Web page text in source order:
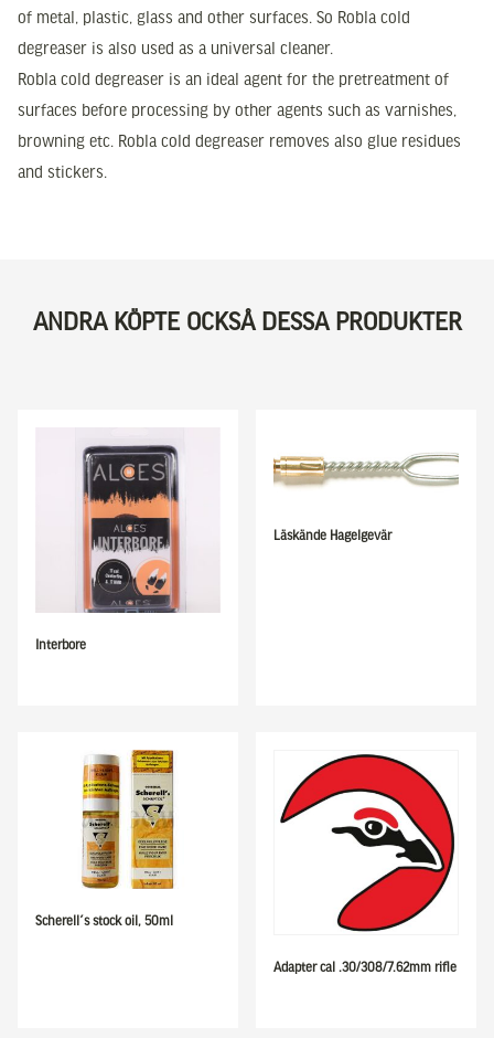
of metal, plastic, glass and other surfaces. So Robla cold
degreaser is also used as a universal cleaner.
Robla cold degreaser is an ideal agent for the pretreatment of
surfaces before processing by other agents such as varnishes,
browning etc. Robla cold degreaser removes also glue residues
and stickers.
ANDRA KÖPTE OCKSÅ DESSA PRODUKTER
Interbore
Läskände Hagelgevär
Scherell´s stock oil, 50ml
Adapter cal .30/308/7.62mm rifle